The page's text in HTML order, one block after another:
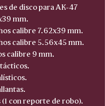
de disco para AK-47
mm.
calibre 7.62x39 mm.
calibre 5.56x45 mm.
calibre 9 mm.
(1 con reporte de robo).